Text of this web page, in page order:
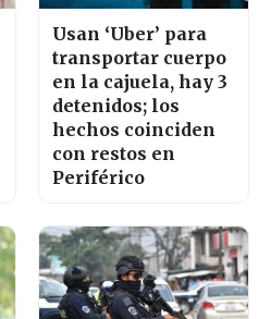
Usan ‘Uber’ para
transportar cuerpo
en la cajuela, hay 3
detenidos; los
hechos coinciden
con restos en
Periférico